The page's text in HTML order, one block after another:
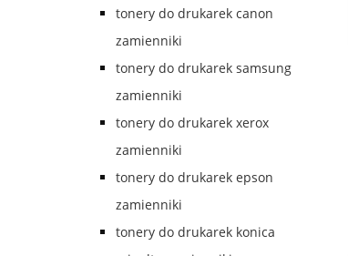
tonery do drukarek canon
zamienniki
tonery do drukarek samsung
zamienniki
tonery do drukarek xerox
zamienniki
tonery do drukarek epson
zamienniki
tonery do drukarek konica